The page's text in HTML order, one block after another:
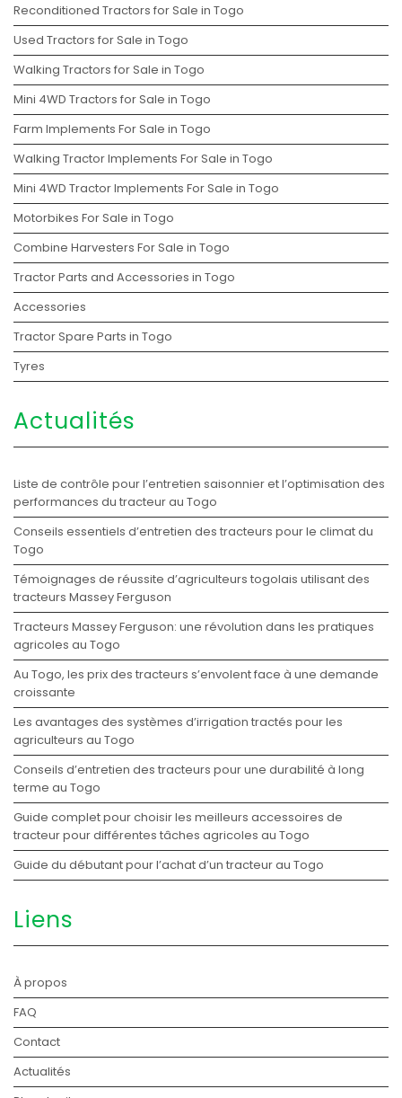
Reconditioned Tractors for Sale in Togo
Used Tractors for Sale in Togo
Walking Tractors for Sale in Togo
Mini 4WD Tractors for Sale in Togo
Farm Implements For Sale in Togo
Walking Tractor Implements For Sale in Togo
Mini 4WD Tractor Implements For Sale in Togo
Motorbikes For Sale in Togo
Combine Harvesters For Sale in Togo
Tractor Parts and Accessories in Togo
Accessories
Tractor Spare Parts in Togo
Tyres
Actualités
Liste de contrôle pour l’entretien saisonnier et l’optimisation des
performances du tracteur au Togo
Conseils essentiels d’entretien des tracteurs pour le climat du
Togo
Témoignages de réussite d’agriculteurs togolais utilisant des
tracteurs Massey Ferguson
Tracteurs Massey Ferguson: une révolution dans les pratiques
agricoles au Togo
Au Togo, les prix des tracteurs s’envolent face à une demande
croissante
Les avantages des systèmes d’irrigation tractés pour les
agriculteurs au Togo
Conseils d’entretien des tracteurs pour une durabilité à long
terme au Togo
Guide complet pour choisir les meilleurs accessoires de
tracteur pour différentes tâches agricoles au Togo
Guide du débutant pour l’achat d’un tracteur au Togo
Liens
À propos
FAQ
Contact
Actualités